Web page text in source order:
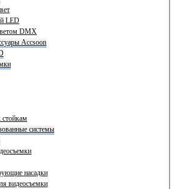
LED
DMX
Accsoon
стойкам
системы
насадки
видеосъемки